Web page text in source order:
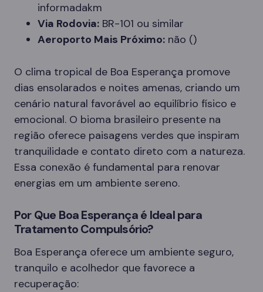
informadakm
Via Rodovia: BR-101 ou similar
Aeroporto Mais Próximo: não ()
O clima tropical de Boa Esperança promove
dias ensolarados e noites amenas, criando um
cenário natural favorável ao equilíbrio físico e
emocional. O bioma brasileiro presente na
região oferece paisagens verdes que inspiram
tranquilidade e contato direto com a natureza.
Essa conexão é fundamental para renovar
energias em um ambiente sereno.
Por Que Boa Esperança é Ideal para
Tratamento Compulsório?
Boa Esperança oferece um ambiente seguro,
tranquilo e acolhedor que favorece a
recuperação: